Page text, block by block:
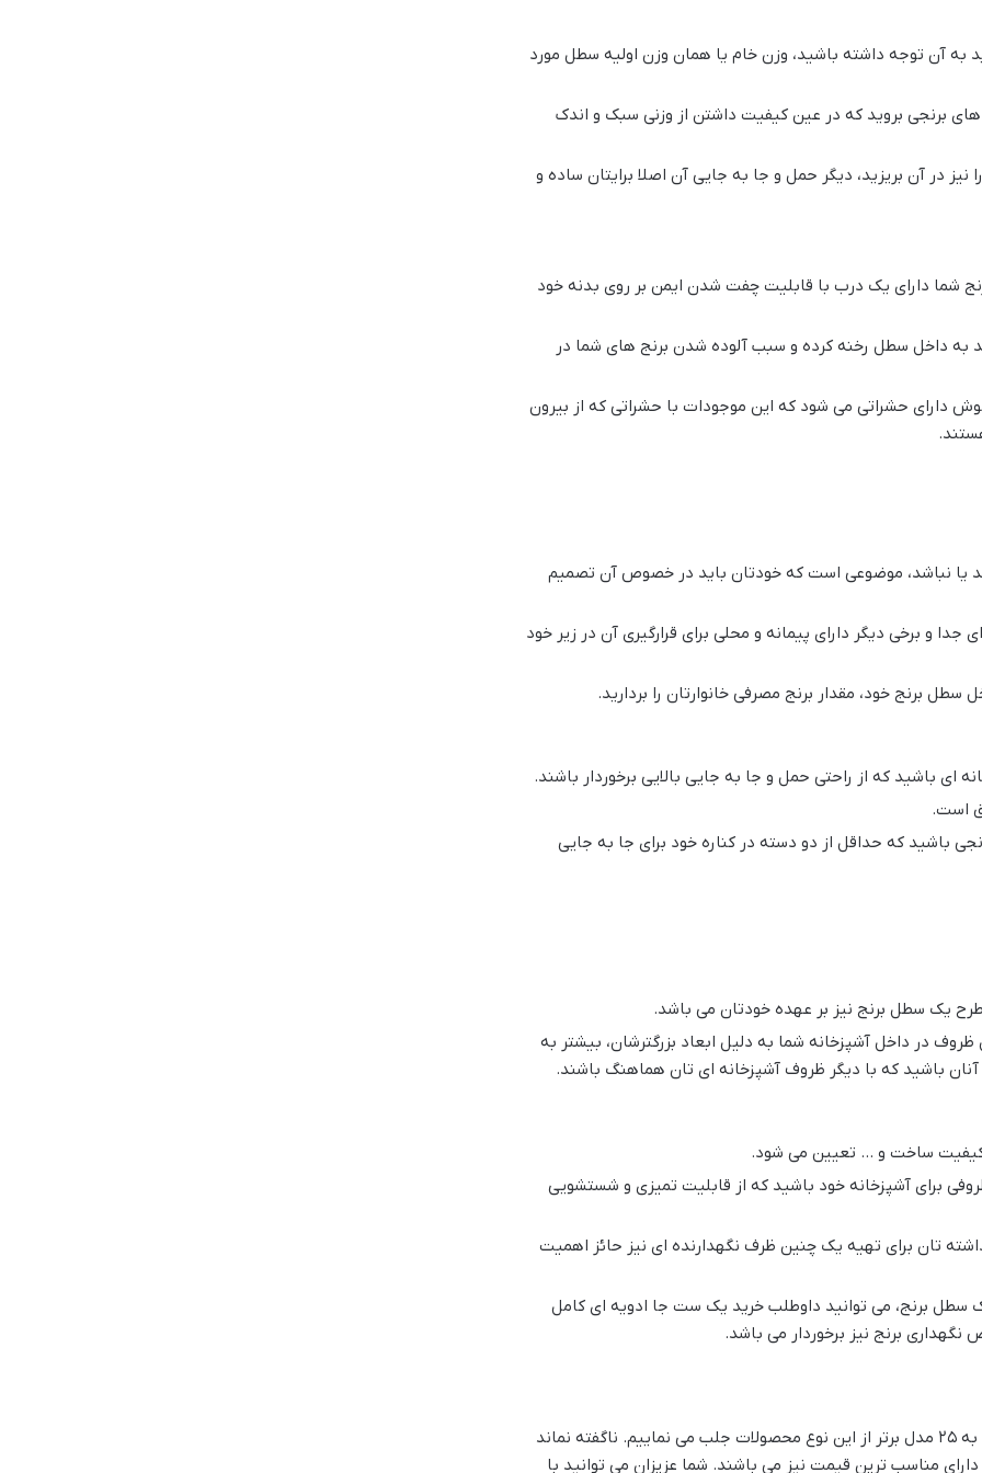
به آن توجه داشته باشید، وزن خام یا همان وزن اولیه سطل مورد
برنجی بروید که در عین کیفیت داشتن از وزنی سبک و اندک
نیز در آن بریزید، دیگر حمل و جا به جایی آن اصلا برایتان ساده و
شما دارای یک درب با قابلیت چفت شدن ایمن بر روی بدنه خود
به داخل سطل رخنه کرده و سبب آلوده شدن برنج های شما در
دارای حشراتی می شود که این موجودات با حشراتی که از بیرون
یا نباشد، موضوعی است که خودتان باید در خصوص آن تصمیم
و برخی دیگر دارای پیمانه و محلی برای قرارگیری آن در زیر خود
برنج خود، مقدار برنج مصرفی خانوارتان را بردارید.
باشید که از راحتی حمل و جا به جایی بالایی برخوردار باشند.
است.
باشید که حداقل از دو دسته در کناره خود برای جا به جایی
یک سطل برنج نیز بر عهده خودتان می باشد.
در داخل آشپزخانه شما به دلیل ابعاد بزرگترشان، بیشتر به
باشید که با دیگر ظروف آشپزخانه ای تان هماهنگ باشند.
ساخت و … تعیین می شود.
برای آشپزخانه خود باشید که از قابلیت تمیزی و شستشویی
تان برای تهیه یک چنین ظرف نگهدارنده ای نیز حائز اهمیت
سطل برنج، می توانید داوطلب خرید یک ست جا ادویه ای کامل
برنج نیز برخوردار می باشد.
در ادامه این مطلب از راهنمای خرید سطل برنج توجه شما را به ۲۵ مدل برتر از این نوع محصولات جلب می نماییم. ناگفته نماند
مناسب ترین قیمت نیز می باشند. شما عزیزان می توانید با